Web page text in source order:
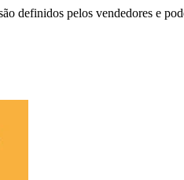
definidos pelos vendedores e